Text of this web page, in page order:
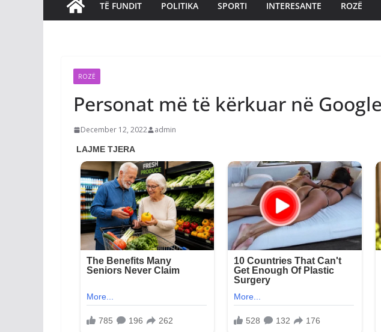
TË FUNDIT POLITIKA SPORTI INTERESANTE ROZË
ROZË
Personat më të kërkuar në
December 12, 2022 admin